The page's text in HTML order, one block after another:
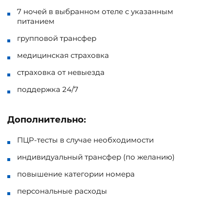
7 ночей в выбранном отеле с указанным
питанием
групповой трансфер
медицинская страховка
страховка от невыезда
поддержка 24/7
Дополнительно:
ПЦР-тесты в случае необходимости
индивидуальный трансфер (по желанию)
повышение категории номера
персональные расходы